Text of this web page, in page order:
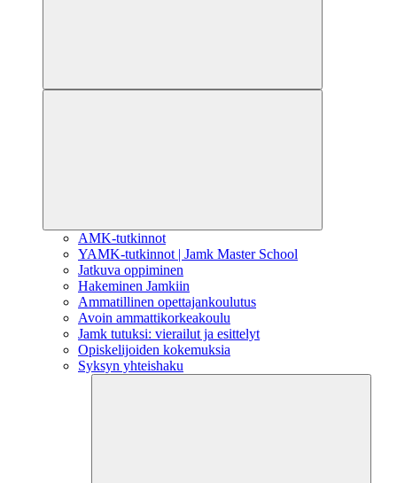
AMK-tutkinnot
YAMK-tutkinnot | Jamk Master School
Jatkuva oppiminen
Hakeminen Jamkiin
Ammatillinen opettajankoulutus
Avoin ammattikorkeakoulu
Jamk tutuksi: vierailut ja esittelyt
Opiskelijoiden kokemuksia
Syksyn yhteishaku